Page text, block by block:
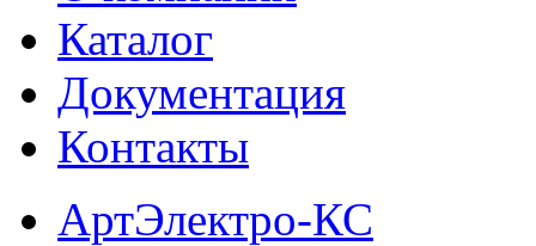
Каталог
Документация
Контакты
АртЭлектро-КС